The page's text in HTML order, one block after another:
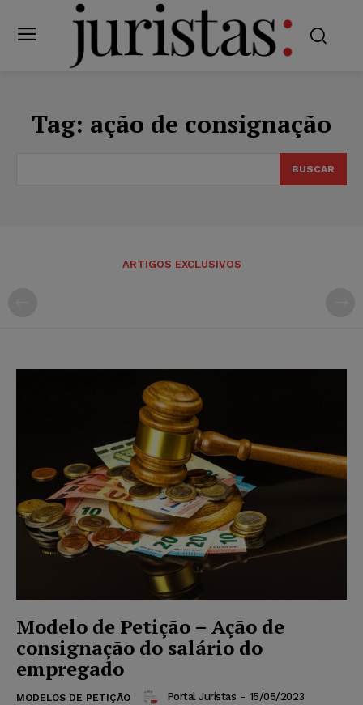
Tag: ação de consignação
BUSCAR
ARTIGOS EXCLUSIVOS
Modelo de Petição – Ação de
consignação do salário do
empregado
MODELOS DE PETIÇÃO Portal Juristas - 15/05/2023